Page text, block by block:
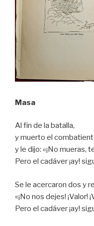
Masa
Al fin de la batalla,
y muerto el
y le dijo: «¡No mueras,
Pero el cadáver ¡ay!
Se le acercaron dos y
«¡No nos dejes! ¡Valor!
Pero el cadáver ¡ay!